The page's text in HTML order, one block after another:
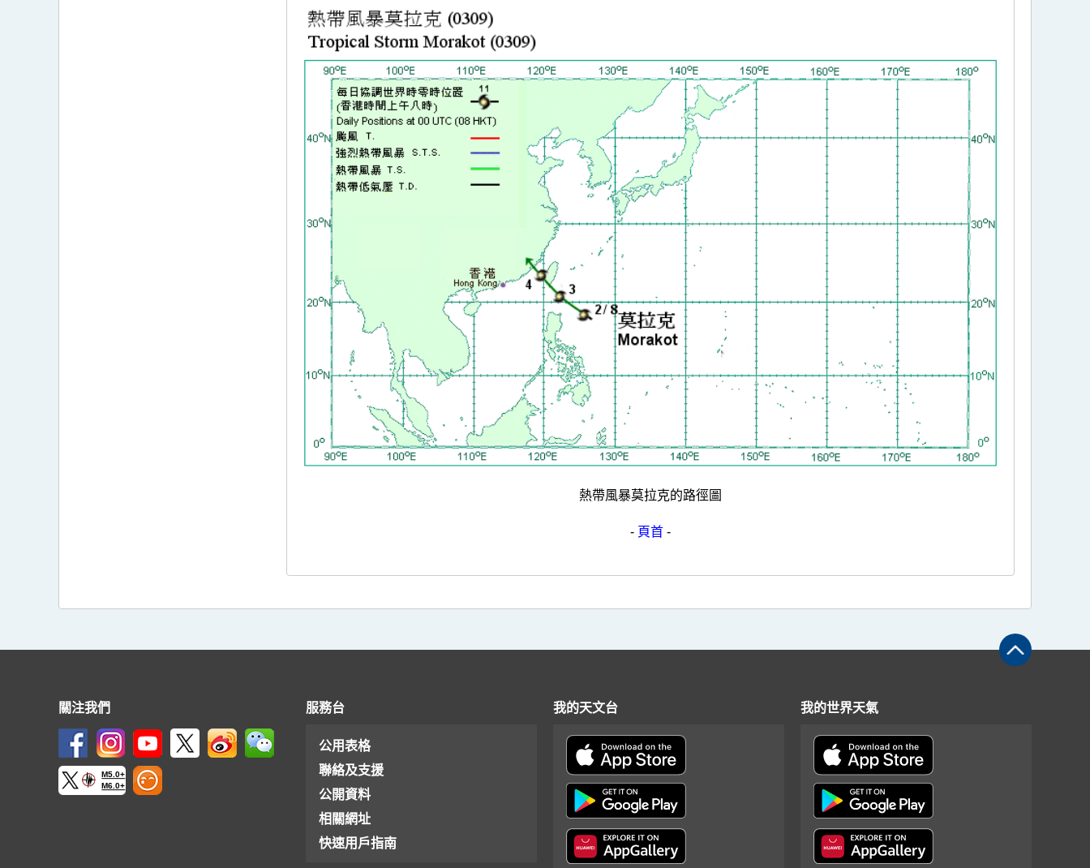
熱帶風暴莫拉克的路徑圖
- 頁首 -
關注我們
M5.0+
M6.0+
服務台
公用表格
聯絡及支援
公開資料
相關網址
快速用戶指南
我的天文台 我的世界天氣